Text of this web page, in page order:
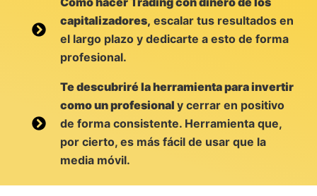
capitalizadores, escalar tus resultados en
el largo plazo y dedicarte a esto de forma
profesional.
Te descubriré la herramienta para invertir
como un profesionaly cerrar en positivo
de forma consistente. Herramienta que,
por cierto, es más fácil de usar que la
media móvil.